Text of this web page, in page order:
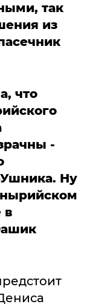
так
из
что
-
Ну
в